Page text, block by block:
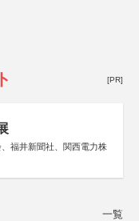
[PR]
福井新聞社、関西電力株
一覧